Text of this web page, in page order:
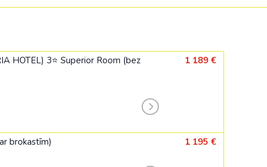
HOTEL) 3⭐ Superior Room (bez
1 189 €
brokastīm) 1 195 €